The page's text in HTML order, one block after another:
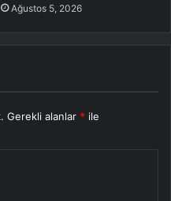
Ağustos 5, 2026
Gerekli alanlar * ile